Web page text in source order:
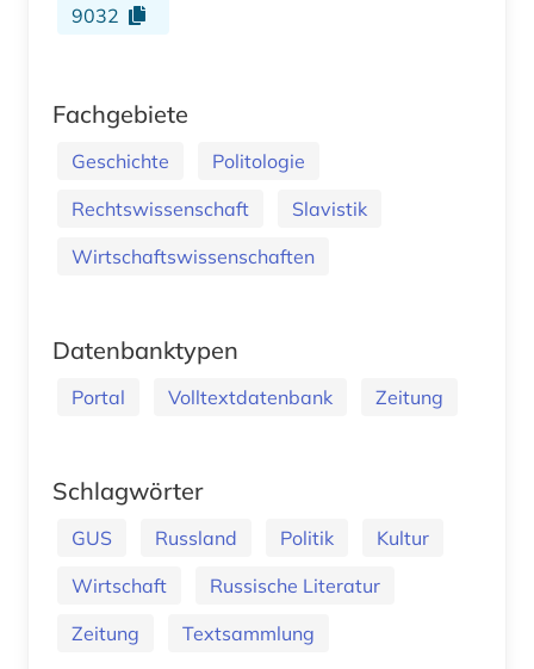
9032
Fachgebiete
Geschichte
Politologie
Rechtswissenschaft
Slavistik
Wirtschaftswissenschaften
Datenbanktypen
Portal Volltextdatenbank Zeitung
Schlagwörter
GUS Russland Politik
Kultur
Wirtschaft
Russische Literatur
Zeitung
Textsammlung